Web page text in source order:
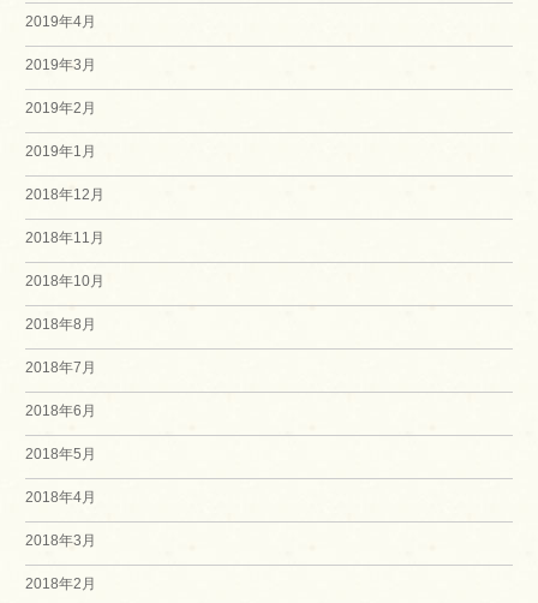
2019年4月
2019年3月
2019年2月
2019年1月
2018年12月
2018年11月
2018年10月
2018年8月
2018年7月
2018年6月
2018年5月
2018年4月
2018年3月
2018年2月